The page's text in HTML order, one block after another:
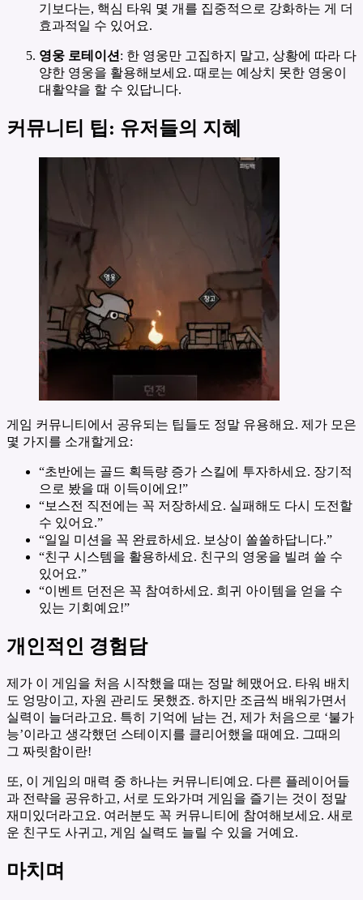
기보다는, 핵심 타워 몇 개를 집중적으로 강화하는 게 더
효과적일 수 있어요.
영웅 로테이션 : 한 영웅만 고집하지 말고, 상황에 따라 다
양한 영웅을 활용해보세요. 때로는 예상치 못한 영웅이
대활약을 할 수 있답니다.
커뮤니티 팁: 유저들의 지혜
게임 커뮤니티에서 공유되는 팁들도 정말 유용해요. 제가 모은
몇 가지를 소개할게요:
“초반에는 골드 획득량 증가 스킬에 투자하세요. 장기적
으로 봤을 때 이득이에요!”
“보스전 직전에는 꼭 저장하세요. 실패해도 다시 도전할
수 있어요.”
“일일 미션을 꼭 완료하세요. 보상이 쏠쏠하답니다.”
“친구 시스템을 활용하세요. 친구의 영웅을 빌려 쓸 수
있어요.”
“이벤트 던전은 꼭 참여하세요. 희귀 아이템을 얻을 수
있는 기회예요!”
개인적인 경험담
제가 이 게임을 처음 시작했을 때는 정말 헤맸어요. 타워 배치
도 엉망이고, 자원 관리도 못했죠. 하지만 조금씩 배워가면서
실력이 늘더라고요. 특히 기억에 남는 건, 제가 처음으로 ‘불가
능’이라고 생각했던 스테이지를 클리어했을 때예요. 그때의
그 짜릿함이란!
또, 이 게임의 매력 중 하나는 커뮤니티예요. 다른 플레이어들
과 전략을 공유하고, 서로 도와가며 게임을 즐기는 것이 정말
재미있더라고요. 여러분도 꼭 커뮤니티에 참여해보세요. 새로
운 친구도 사귀고, 게임 실력도 늘릴 수 있을 거예요.
마치며